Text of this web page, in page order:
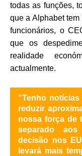
todas as funções,
que a Alphabet
funcionários, o
que os
realidade
actualmente.
“Tenho
reduzir
nossa força de
separado
decisão nos
levará mais